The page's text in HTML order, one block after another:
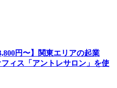
円〜】関東エリアの起業
ィス「アントレサロン」を使